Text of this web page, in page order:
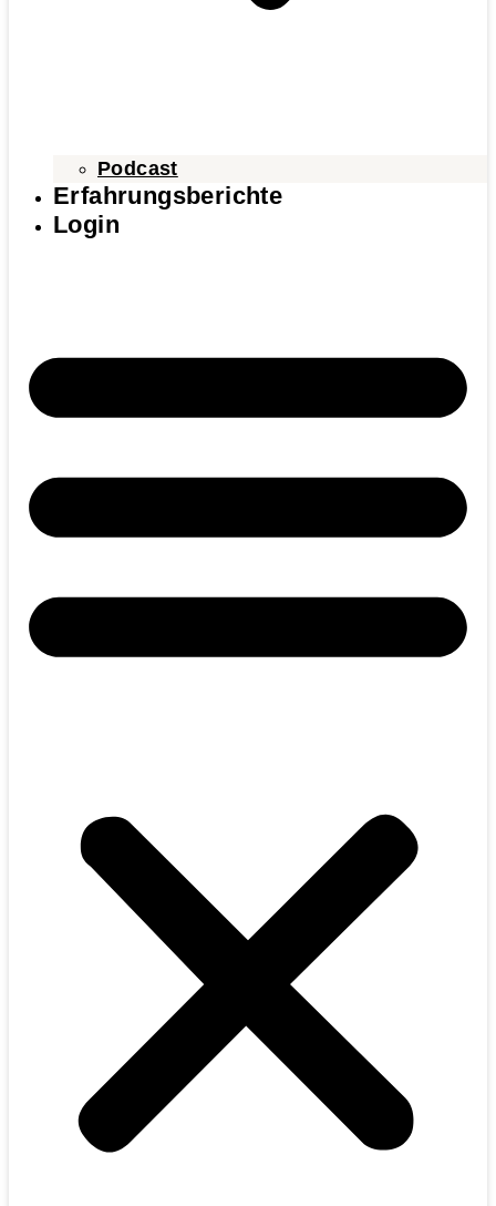
Podcast
Erfahrungsberichte
Login